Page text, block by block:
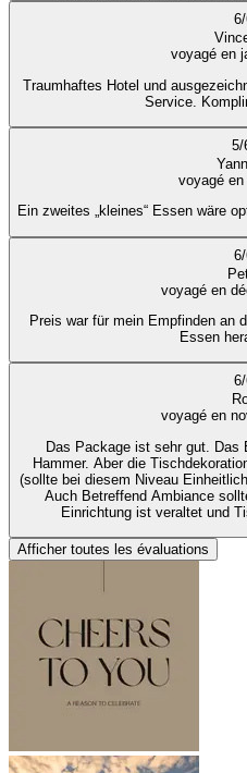
6/
voyagé en
Traumhaftes Hotel und
Service.
5/
voyagé
Ein zweites „kleines“ Essen wäre
6/
voyagé en
Preis war für mein Empfinden an
Essen
6/
voyagé en
Das Package ist sehr gut. Das
Hammer. Aber die
(sollte bei diesem Niveau
Auch Betreffend Ambiance
Einrichtung ist veraltet und
Afficher toutes les évaluations